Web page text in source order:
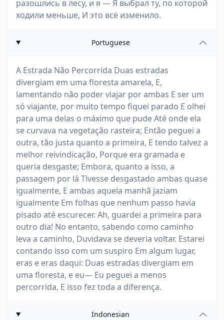
разошлись в лесу, и я — Я выбрал ту, по которой
ходили меньше, И это всё изменило.
Portuguese
A Estrada Não Percorrida Duas estradas
divergiam em uma floresta amarela, E,
lamentando não poder viajar por ambas E ser um
só viajante, por muito tempo fiquei parado E olhei
para uma delas o máximo que pude Até onde ela
se curvava na vegetação rasteira; Então peguei a
outra, tão justa quanto a primeira, E tendo talvez a
melhor reivindicação, Porque era gramada e
queria desgaste; Embora, quanto a isso, a
passagem por lá Tivesse desgastado ambas quase
igualmente, E ambas aquela manhã jaziam
igualmente Em folhas que nenhum passo havia
pisado até escurecer. Ah, guardei a primeira para
outro dia! No entanto, sabendo como caminho
leva a caminho, Duvidava se deveria voltar. Estarei
contando isso com um suspiro Em algum lugar,
eras e eras daqui: Duas estradas divergiam em
uma floresta, e eu— Eu peguei a menos
percorrida, E isso fez toda a diferença.
Indonesian